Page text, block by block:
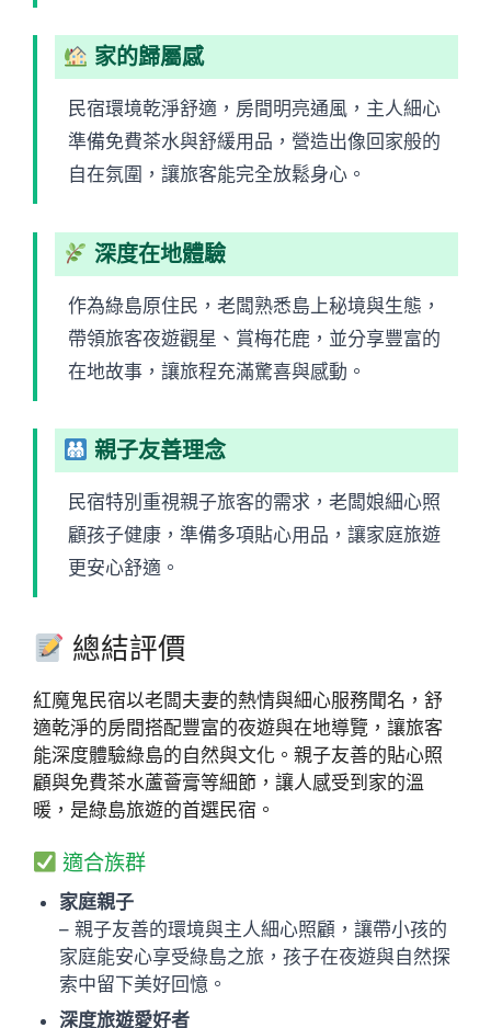
家的歸屬感
民宿環境乾淨舒適，房間明亮通風，主人細心
準備免費茶水與舒緩用品，營造出像回家般的
自在氛圍，讓旅客能完全放鬆身心。
深度在地體驗
作為綠島原住民，老闆熟悉島上秘境與生態，
帶領旅客夜遊觀星、賞梅花鹿，並分享豐富的
在地故事，讓旅程充滿驚喜與感動。
親子友善理念
民宿特別重視親子旅客的需求，老闆娘細心照
顧孩子健康，準備多項貼心用品，讓家庭旅遊
更安心舒適。
總結評價
紅魔鬼民宿以老闆夫妻的熱情與細心服務聞名，舒
適乾淨的房間搭配豐富的夜遊與在地導覽，讓旅客
能深度體驗綠島的自然與文化。親子友善的貼心照
顧與免費茶水蘆薈膏等細節，讓人感受到家的溫
暖，是綠島旅遊的首選民宿。
適合族群
家庭親子
– 親子友善的環境與主人細心照顧，讓帶小孩的
家庭能安心享受綠島之旅，孩子在夜遊與自然探
索中留下美好回憶。
深度旅遊愛好者